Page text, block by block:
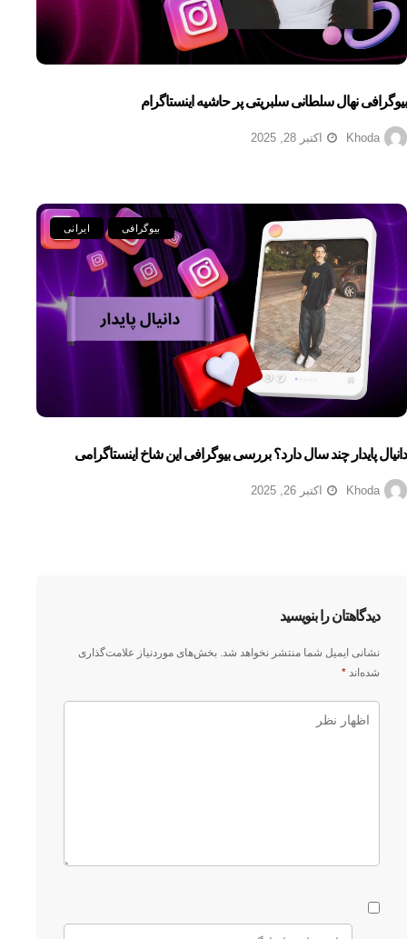
بیوگرافی نهال سلطانی سلبریتی پر حاشیه اینستاگرام
Khoda اکتبر 28, 2025
ایرانی بیوگرافی
دانیال پایدار چند سال دارد؟ بررسی بیوگرافی این شاخ اینستاگرامی
Khoda اکتبر 26, 2025
دیدگاهتان را بنویسید
نشانی ایمیل شما منتشر نخواهد شد. بخش‌های موردنیاز علامت‌گذاری
شده‌اند *